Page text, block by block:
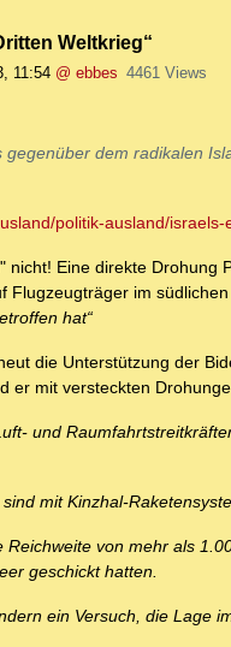
Weltkrieg“
11:54 @ ebbes 4461 Views
gegenüber dem radikalen
politik-ausland/
nicht! Eine direkte Drohung
Flugzeugträger im
hat“
die Unterstützung der
er mit versteckten
und
mit Kinzhal-
Reichweite von mehr als
geschickt hatten.
ein Versuch, die Lage